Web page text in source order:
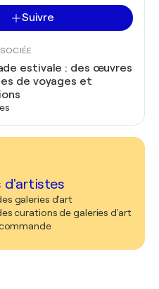
Suivre
estivale : des œuvres
de voyages et
d'artistes
galeries d'art
curations de galeries d'art